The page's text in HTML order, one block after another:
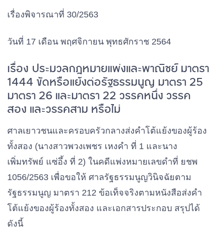
เรื่องพิจารณาที่ 30/2563
วันที่ 17 เดือน พฤศจิกายน พุทธศักราช 2564
เรื่อง ประมวลกฎหมายแพ่งและพาณิชย์ มาตรา
1444 ขัดหรือแย้งต่อรัฐธรรมนูญ มาตรา 25
มาตรา 26 และมาตรา 22 วรรคหนึ่ง วรรค
สอง และวรรคสาม หรือไม่
ศาลเยาวชนและครอบครัวกลางส่งคําโต้แย้งของผู้ร้อง
ทั้งสอง (นางสาวพวงเพชร เหงคํา ที่ 1 และนาง
เพิ่มทรัพย์ แซ่อึ้ง ที่ 2) ในคดีแพ่งหมายเลขดําที่ ยชพ
1056/2563 เพื่อขอให้ ศาลรัฐธรรมนูญวินิจฉัยตาม
รัฐธรรมนูญ มาตรา 212 ข้อเท็จจริงตามหนังสือส่งคํา
โต้แย้งของผู้ร้องทั้งสอง และเอกสารประกอบ สรุปได้
ดังนี้